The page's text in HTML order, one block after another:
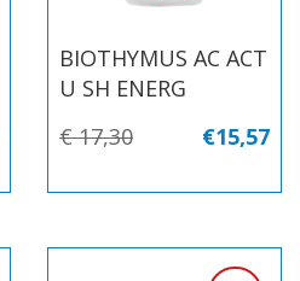
BIOTHYMUS AC ACT
U SH ENERG
€ 17,30 €15,57